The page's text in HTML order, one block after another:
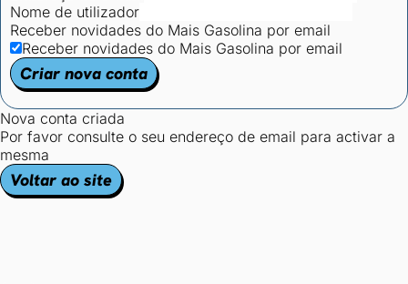
Nome de utilizador
Receber novidades do Mais Gasolina por email
Receber novidades do Mais Gasolina por email
Criar nova conta
Nova conta criada
Por favor consulte o seu endereço de email para activar a
mesma
Voltar ao site